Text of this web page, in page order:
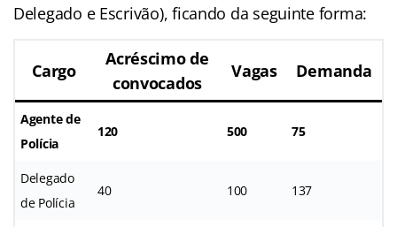
Delegado e Escrivão), ficando da seguinte forma:
Cargo
Acréscimo de
convocados
Vagas Demanda
Agente de
Polícia
120 500 75
Delegado
de Polícia
40 100 137